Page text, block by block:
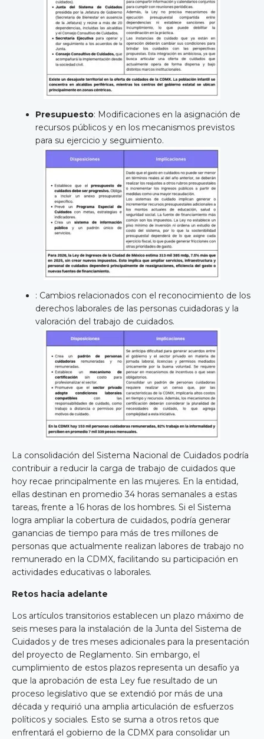
Presupuesto: Modificaciones en la asignación de
recursos públicos y en los mecanismos previstos
para su ejercicio y seguimiento.
: Cambios relacionados con el reconocimiento de los
derechos laborales de las personas cuidadoras y la
valoración del trabajo de cuidados.
La consolidación del Sistema Nacional de Cuidados podría
contribuir a reducir la carga de trabajo de cuidados que
hoy recae principalmente en las mujeres. En la entidad,
ellas destinan en promedio 34 horas semanales a estas
tareas, frente a 16 horas de los hombres. Si el Sistema
logra ampliar la cobertura de cuidados, podría generar
ganancias de tiempo para más de tres millones de
personas que actualmente realizan labores de trabajo no
remunerado en la CDMX, facilitando su participación en
actividades educativas o laborales.
Retos hacia adelante
Los artículos transitorios establecen un plazo máximo de
seis meses para la instalación de la Junta del Sistema de
Cuidados y de tres meses adicionales para la presentación
del proyecto de Reglamento. Sin embargo, el
cumplimiento de estos plazos representa un desafío ya
que la aprobación de esta Ley fue resultado de un
proceso legislativo que se extendió por más de una
década y requirió una amplia articulación de esfuerzos
políticos y sociales. Esto se suma a otros retos que
enfrentará el gobierno de la CDMX para consolidar un